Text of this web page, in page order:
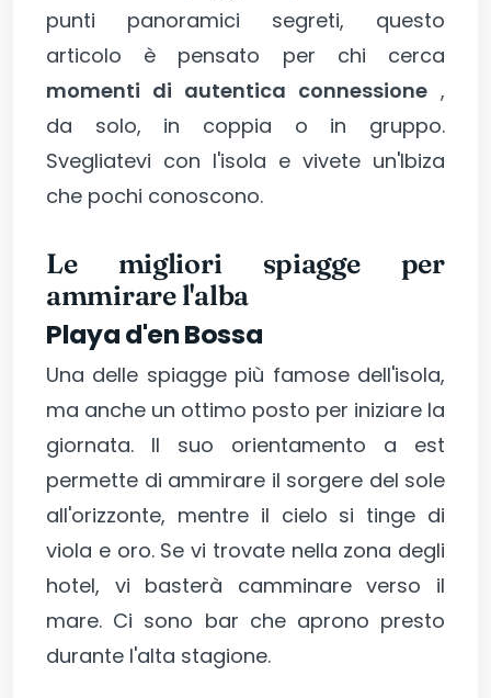
punti panoramici segreti, questo
articolo è pensato per chi cerca
momenti di autentica connessione ,
da solo, in coppia o in gruppo.
Svegliatevi con l'isola e vivete un'Ibiza
che pochi conoscono.
Le migliori spiagge per
ammirare l'alba
Playa d'en Bossa
Una delle spiagge più famose dell'isola,
ma anche un ottimo posto per iniziare la
giornata. Il suo orientamento a est
permette di ammirare il sorgere del sole
all'orizzonte, mentre il cielo si tinge di
viola e oro. Se vi trovate nella zona degli
hotel, vi basterà camminare verso il
mare. Ci sono bar che aprono presto
durante l'alta stagione.